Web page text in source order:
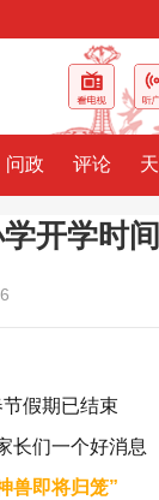
问政 评论
开学时
节假期已结束
长们一个好消息
兽即将归笼”